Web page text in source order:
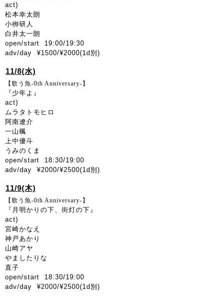
act)
松本幸太朗
小栁研人
白井太一朗
open/start 19:00/19:30
adv/day ¥1500/¥2000(1d別)
11/8(水)
【歌う魚-0th Anniversary-】
『少年よ』
act)
ムラタトモヒロ
阿南遼介
一山楓
上中優斗
うみのくま
open/start 18:30/19:00
adv/day ¥2000/¥2500(1d別)
11/9(木)
【歌う魚-0th Anniversary-】
『月明かりの下、街灯の下』
act)
宮崎かなえ
神戸あかり
山崎アヤ
やましたりな
直子
open/start 18:30/19:00
adv/day ¥2000/¥2500(1d別)